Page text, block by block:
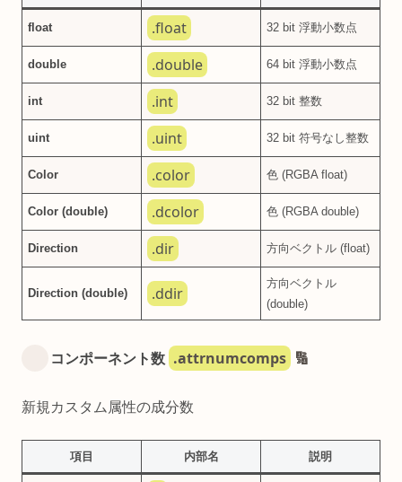
float .float 32 bit 浮動小数点
double .double 64 bit 浮動小数点
int .int 32 bit 整数
uint .uint 32 bit 符号なし整数
Color .color 色 (RGBA float)
Color (double) .dcolor 色 (RGBA double)
Direction .dir 方向ベクトル (float)
Direction (double) .ddir
方向ベクトル
(double)
コンポーネント数 .attrnumcomps 🔢
新規カスタム属性の成分数
項目 内部名 説明